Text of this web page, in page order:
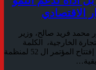
الاقتصادي
محمد فريد صالح، وزير
الخارجية، الكلمة
الرئيسية في إفتتاح المؤتمر ال 52 لمنظمة